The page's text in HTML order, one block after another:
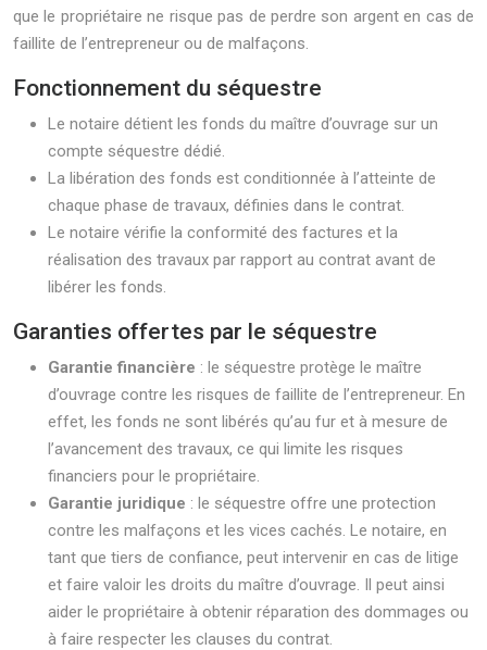
que le propriétaire ne risque pas de perdre son argent en cas de
faillite de l’entrepreneur ou de malfaçons.
Fonctionnement du séquestre
Le notaire détient les fonds du maître d’ouvrage sur un
compte séquestre dédié.
La libération des fonds est conditionnée à l’atteinte de
chaque phase de travaux, définies dans le contrat.
Le notaire vérifie la conformité des factures et la
réalisation des travaux par rapport au contrat avant de
libérer les fonds.
Garanties offertes par le séquestre
Garantie financière : le séquestre protège le maître
d’ouvrage contre les risques de faillite de l’entrepreneur. En
effet, les fonds ne sont libérés qu’au fur et à mesure de
l’avancement des travaux, ce qui limite les risques
financiers pour le propriétaire.
Garantie juridique : le séquestre offre une protection
contre les malfaçons et les vices cachés. Le notaire, en
tant que tiers de confiance, peut intervenir en cas de litige
et faire valoir les droits du maître d’ouvrage. Il peut ainsi
aider le propriétaire à obtenir réparation des dommages ou
à faire respecter les clauses du contrat.